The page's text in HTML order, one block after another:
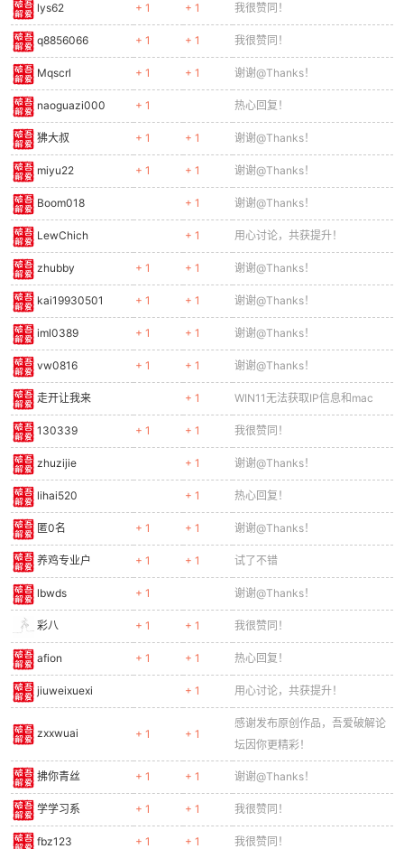
po
jie.
cn
lys62 + 1 + 1 我很赞同！
q8856066 + 1 + 1 我很赞同！
Mqscrl + 1 + 1 谢谢@Thanks！
naoguazi000 + 1 热心回复！
狒大叔 + 1 + 1 谢谢@Thanks！
miyu22 + 1 + 1 谢谢@Thanks！
Boom018 + 1 谢谢@Thanks！
LewChich + 1 用心讨论，共获提升！
zhubby + 1 + 1 谢谢@Thanks！
kai19930501 + 1 + 1 谢谢@Thanks！
iml0389 + 1 + 1 谢谢@Thanks！
vw0816 + 1 + 1 谢谢@Thanks！
走开让我来 + 1 WIN11无法获取IP信息和mac
130339 + 1 + 1 我很赞同！
zhuzijie + 1 谢谢@Thanks！
lihai520 + 1 热心回复！
匿0名 + 1 + 1 谢谢@Thanks！
养鸡专业户 + 1 + 1 试了不错
lbwds + 1 谢谢@Thanks！
彩八 + 1 + 1 我很赞同！
afion + 1 + 1 热心回复！
jiuweixuexi + 1 用心讨论，共获提升！
zxxwuai + 1 + 1
感谢发布原创作品，吾爱破解论
坛因你更精彩！
拂你青丝 + 1 + 1 谢谢@Thanks！
学学习系 + 1 + 1 我很赞同！
fbz123 + 1 + 1 我很赞同！